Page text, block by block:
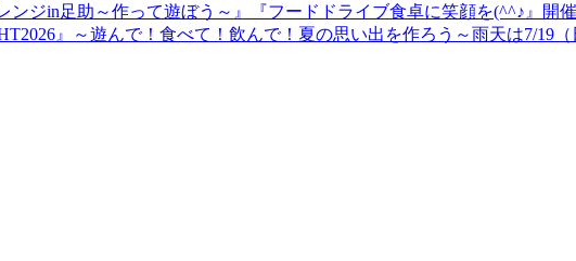
ンジin足助～作って遊ぼう～』『フードドライブ食卓に笑顔を(^^♪』開
』～遊んで！食べて！飲んで！夏の思い出を作ろう～雨天は7/19